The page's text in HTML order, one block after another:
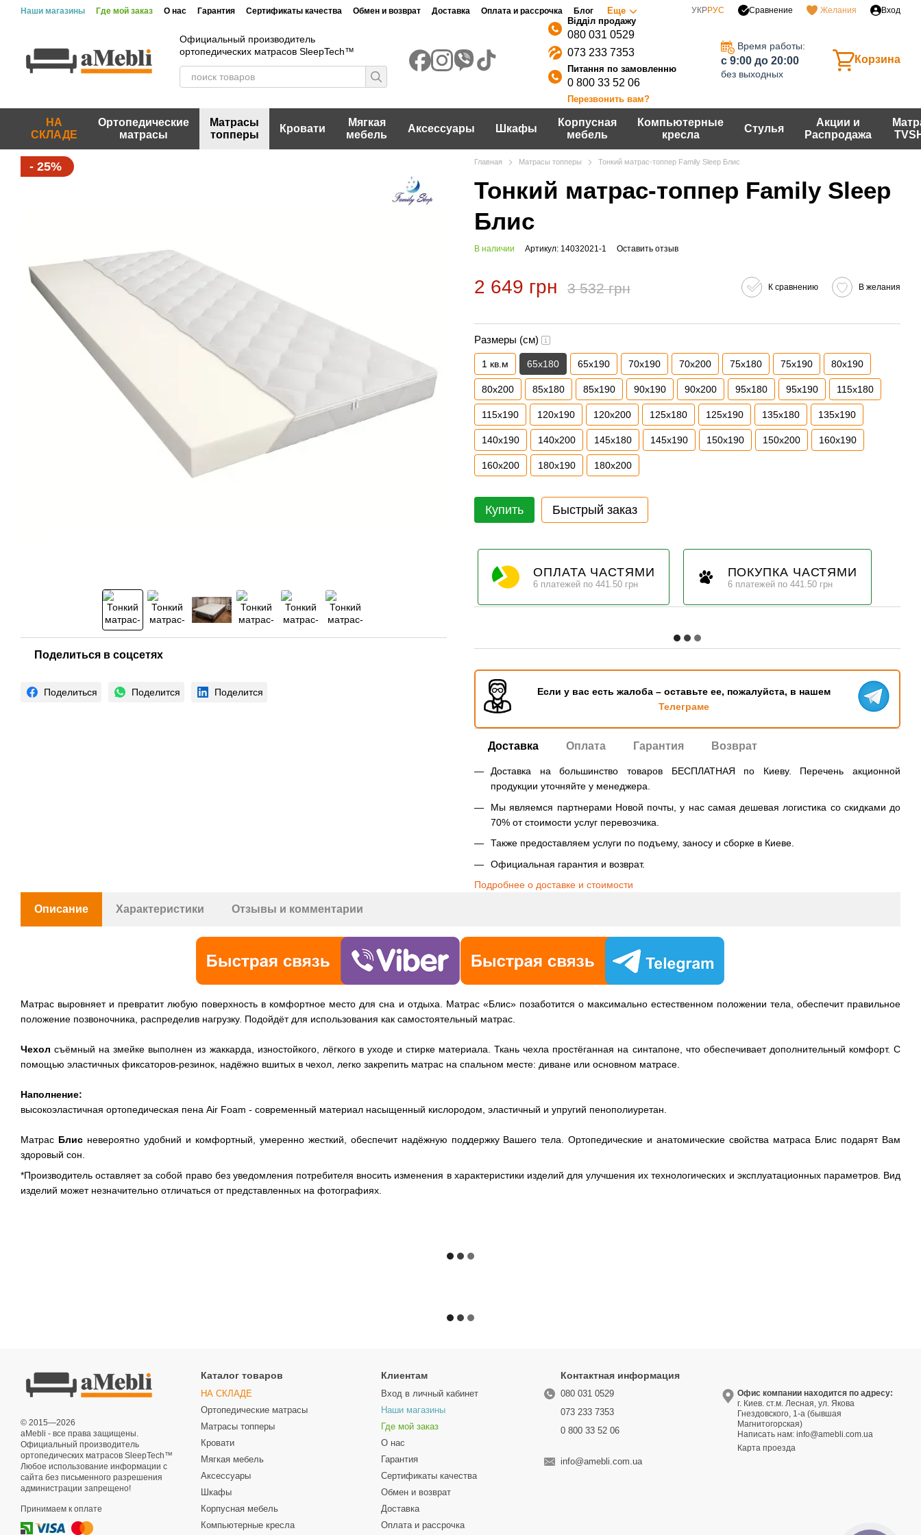
Перейти к основному контенту
Наши магазины Где мой заказ О нас Гарантия Сертификаты качества Обмен и возврат Доставка Оплата и рассрочка Блог Еще УКРРУС Сравнение Желания Вход
Официальный производитель
ортопедических матрасов SleepTech™
080 031 0529
073 233 7353
0 800 33 52 06
Перезвонить вам?
Время работы:
c 9:00 до 20:00
без выходных
Корзина
НА
СКЛАДЕ
Ортопедические
матрасы
Матрасы
топперы
Кровати
Мягкая
мебель
Аксессуары Шкафы
Корпусная
мебель
Компьютерные
кресла
Стулья
Акции и
Распродажа
- 25%
Поделиться в соцсетях
Поделиться Поделится Поделится
Главная Матрасы топперы Тонкий матрас-топпер Family Sleep Блис
Тонкий матрас-топпер Family Sleep
Блис
В наличии Артикул: 14032021-1 Оставить отзыв
2 649 грн 3 532 грн К сравнению В желания
Размеры (см)
1 кв.м 65х180 65х190 70х190 70х200 75х180 75х190 80х190
80х200 85х180 85х190 90х190 90х200 95х180 95х190 115х180
115х190 120х190 120х200 125х180 125х190 135х180 135х190
140х190 140х200 145х180 145х190 150х190 150х200 160х190
160х200 180х190 180х200
Купить Быстрый заказ
ОПЛАТА ЧАСТЯМИ
6 платежей по 441.50 грн
ПОКУПКА ЧАСТЯМИ
6 платежей по 441.50 грн
Если у вас есть жалоба – оставьте ее, пожалуйста, в нашем
Телеграме
Доставка Оплата Гарантия Возврат
Доставка на большинство товаров БЕСПЛАТНАЯ по Киеву. Перечень акционной
продукции уточняйте у менеджера.
Мы являемся партнерами Новой почты, у нас самая дешевая логистика со скидками до
70% от стоимости услуг перевозчика.
Также предоставляем услуги по подъему, заносу и сборке в Киеве.
Официальная гарантия и возврат.
Подробнее о доставке и стоимости
Описание Характеристики Отзывы и комментарии
Матрас выровняет и превратит любую поверхность в комфортное место для сна и отдыха. Матрас «Блис» позаботится о максимально естественном положении тела, обеспечит правильное
положение позвоночника, распределив нагрузку. Подойдёт для использования как самостоятельный матрас.
Чехол съёмный на змейке выполнен из жаккарда, изностойкого, лёгкого в уходе и стирке материала. Ткань чехла простёганная на синтапоне, что обеспечивает дополнительный комфорт. С
помощью эластичных фиксаторов-резинок, надёжно вшитых в чехол, легко закрепить матрас на спальном месте: диване или основном матрасе.
Наполнение:
высокоэластичная ортопедическая пена Air Foam - современный материал насыщенный кислородом, эластичный и упругий пенополиуретан.
Матрас Блисневероятно удобний и комфортный, умеренно жесткий, обеспечит надёжную поддержку Вашего тела. Ортопедические и анатомические свойства матраса Блис подарят Вам
здоровый сон.
*Производитель оставляет за собой право без уведомления потребителя вносить изменения в характеристики изделий для улучшения их технологических и эксплуатационных параметров. Вид
изделий может незначительно отличаться от представленных на фотографиях.
© 2015—2026
aMebli - все права защищены.
Официальный производитель
ортопедических матрасов SleepTech™
Любое использование информации с
сайта без письменного разрешения
администрации запрещено!
Принимаем к оплате
Каталог товаров
НА СКЛАДЕ
Ортопедические матрасы
Матрасы топперы
Кровати
Мягкая мебель
Аксессуары
Шкафы
Корпусная мебель
Компьютерные кресла
Клиентам
Вход в личный кабинет
Наши магазины
Где мой заказ
О нас
Гарантия
Сертификаты качества
Обмен и возврат
Доставка
Оплата и рассрочка
Контактная информация
080 031 0529
073 233 7353
0 800 33 52 06
info@amebli.com.ua
Офис компании находится по адресу:
г. Киев. ст.м. Лесная, ул. Якова
Гнездовского, 1-а (бывшая
Магнитогорская)
Написать нам:info@amebli.com.ua
Карта проезда